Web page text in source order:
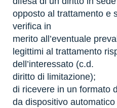
opposto al trattamento e
verifica in
merito all’eventuale
legittimi al trattamento
dell’interessato (c.d.
diritto di limitazione);
di ricevere in un formato
da dispositivo